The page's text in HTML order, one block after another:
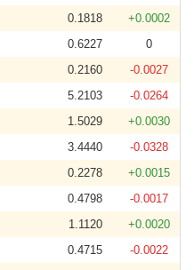
0.1818
+0.0002
0.6227
0
0.2160
-0.0027
5.2103
-0.0264
1.5029
+0.0030
3.4440
-0.0328
0.2278
+0.0015
0.4798
-0.0017
1.1120
+0.0020
0.4715
-0.0022